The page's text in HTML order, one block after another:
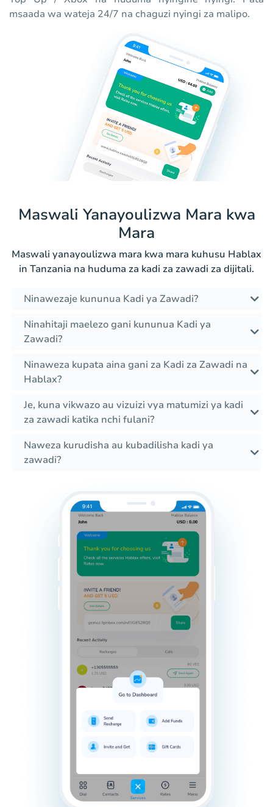
msaada wa wateja 24/7 na chaguzi nyingi za malipo.
Maswali Yanayoulizwa Mara kwa
Mara
Maswali yanayoulizwa mara kwa mara kuhusu Hablax
in Tanzania na huduma za kadi za zawadi za dijitali.
Ninawezaje kununua Kadi ya Zawadi?
Ninahitaji maelezo gani kununua Kadi ya
Zawadi?
Ninaweza kupata aina gani za Kadi za Zawadi na
Hablax?
Je, kuna vikwazo au vizuizi vya matumizi ya kadi
za zawadi katika nchi fulani?
Naweza kurudisha au kubadilisha kadi ya
zawadi?